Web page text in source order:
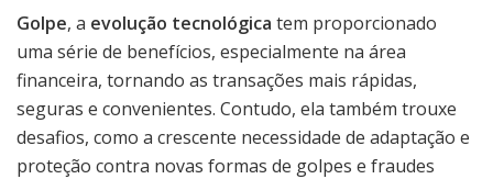
Golpe, a evolução tecnológica tem proporcionado
uma série de benefícios, especialmente na área
financeira, tornando as transações mais rápidas,
seguras e convenientes. Contudo, ela também trouxe
desafios, como a crescente necessidade de adaptação e
proteção contra novas formas de golpes e fraudes